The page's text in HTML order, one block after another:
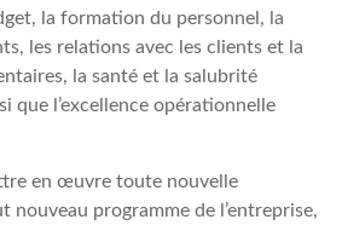
la formation du personnel, la
les relations avec les clients et la
la santé et la salubrité
que l’excellence opérationnelle
en œuvre toute nouvelle
nouveau programme de l’entreprise,